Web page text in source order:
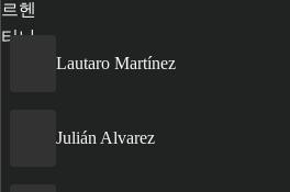
Lautaro Martínez
Julián Alvarez